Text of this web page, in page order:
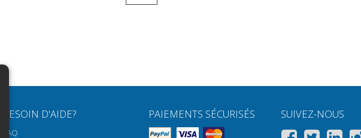
BESOIN D'AIDE?
FAQ
PAIEMENTS SÉCURISÉS SUIVEZ-NOUS